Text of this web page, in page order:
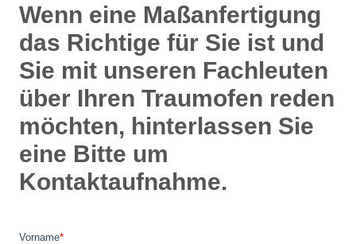
Wenn eine Maßanfertigung
das Richtige für Sie ist und
Sie mit unseren Fachleuten
über Ihren Traumofen reden
möchten, hinterlassen Sie
eine Bitte um
Kontaktaufnahme.